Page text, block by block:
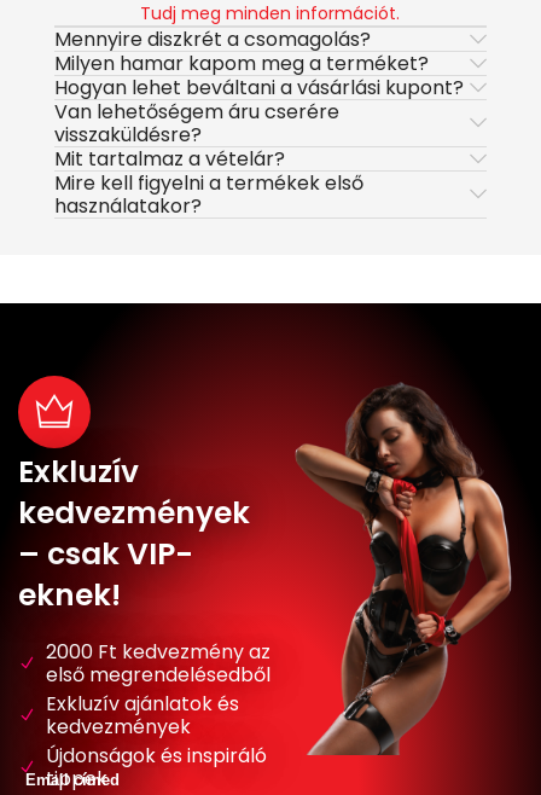
Tudj meg minden információt.
Mennyire diszkrét a csomagolás?
Milyen hamar kapom meg a terméket?
Hogyan lehet beváltani a vásárlási kupont?
Van lehetőségem áru cserére
visszaküldésre?
Mit tartalmaz a vételár?
Mire kell figyelni a termékek első
használatakor?
Exkluzív
kedvezmények
– csak VIP-
eknek!
2000 Ft kedvezmény az
első megrendelésedből
Exkluzív ajánlatok és
kedvezmények
Újdonságok és inspiráló
tippek
Email címed